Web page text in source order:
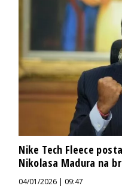
Nike Tech Fleece
Nikolasa Madura na
04/01/2026 | 09:47